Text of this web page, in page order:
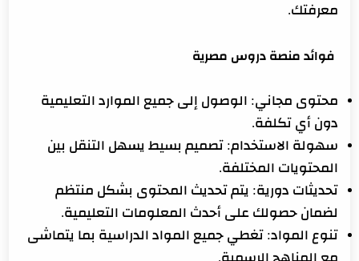
معرفتك.
فوائد منصة دروس مصرية
محتوى مجاني: الوصول إلى جميع الموارد التعليمية
دون أي تكلفة.
سهولة الاستخدام: تصميم بسيط يسهل التنقل بين
المحتويات المختلفة.
تحديثات دورية: يتم تحديث المحتوى بشكل منتظم
لضمان حصولك على أحدث المعلومات التعليمية.
تنوع المواد: تغطي جميع المواد الدراسية بما يتماشى
مع المناهج الرسمية.